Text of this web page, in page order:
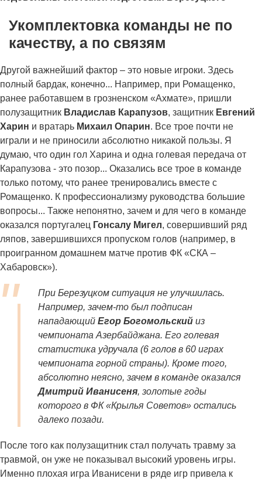
Укомплектовка команды не по
качеству, а по связям
Другой важнейший фактор – это новые игроки. Здесь
полный бардак, конечно... Например, при Ромащенко,
ранее работавшем в грозненском «Ахмате», пришли
полузащитник Владислав Карапузов, защитник Евгений
Харин и вратарь Михаил Опарин. Все трое почти не
играли и не приносили абсолютно никакой пользы. Я
думаю, что один гол Харина и одна голевая передача от
Карапузова - это позор... Оказались все трое в команде
только потому, что ранее тренировались вместе с
Ромащенко. К профессионализму руководства большие
вопросы... Также непонятно, зачем и для чего в команде
оказался португалец Гонсалу Мигел, совершивший ряд
ляпов, завершившихся пропуском голов (например, в
проигранном домашнем матче против ФК «СКА –
Хабаровск»).
При Березуцком ситуация не улучшилась.
Например, зачем-то был подписан
нападающий Егор Богомольский из
чемпионата Азербайджана. Его голевая
статистика удручала (6 голов в 60 играх
чемпионата горной страны). Кроме того,
абсолютно неясно, зачем в команде оказался
Дмитрий Иванисеня, золотые годы
которого в ФК «Крылья Советов» остались
далеко позади.
После того как полузащитник стал получать травму за
травмой, он уже не показывал высокий уровень игры.
Именно плохая игра Иванисени в ряде игр привела к